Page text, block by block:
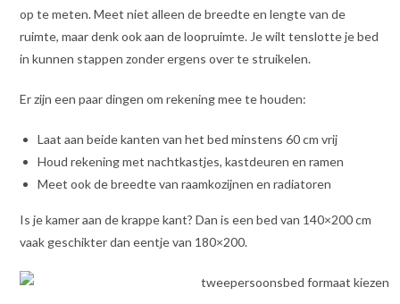
op te meten. Meet niet alleen de breedte en lengte van de
ruimte, maar denk ook aan de loopruimte. Je wilt tenslotte je bed
in kunnen stappen zonder ergens over te struikelen.
Er zijn een paar dingen om rekening mee te houden:
Laat aan beide kanten van het bed minstens 60 cm vrij
Houd rekening met nachtkastjes, kastdeuren en ramen
Meet ook de breedte van raamkozijnen en radiatoren
Is je kamer aan de krappe kant? Dan is een bed van 140×200 cm
vaak geschikter dan eentje van 180×200.